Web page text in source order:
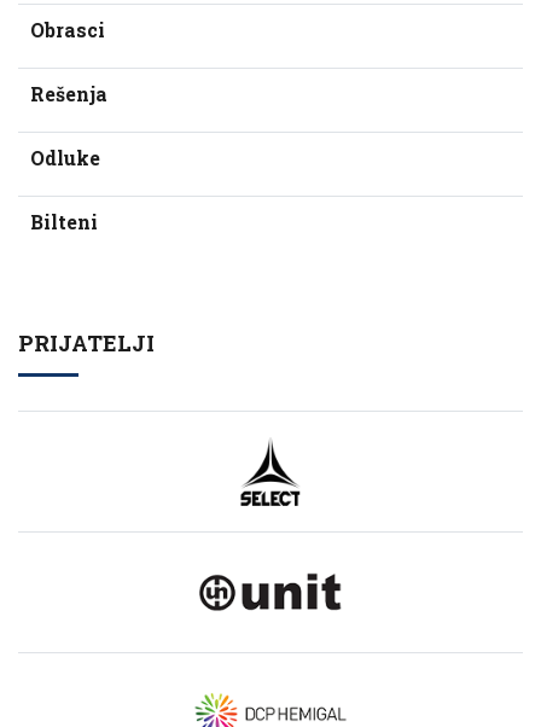
Obrasci
Rešenja
Odluke
Bilteni
PRIJATELJI